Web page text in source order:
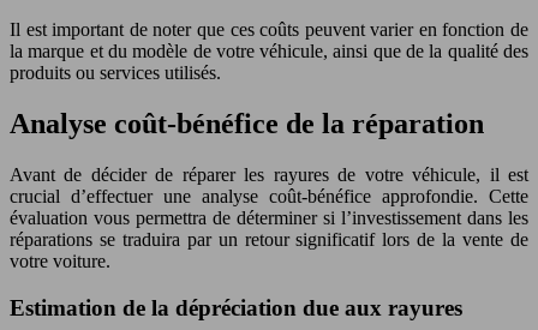
Il est important de noter que ces coûts peuvent varier en fonction de
la marque et du modèle de votre véhicule, ainsi que de la qualité des
produits ou services utilisés.
Analyse coût-bénéfice de la réparation
Avant de décider de réparer les rayures de votre véhicule, il est
crucial d’effectuer une analyse coût-bénéfice approfondie. Cette
évaluation vous permettra de déterminer si l’investissement dans les
réparations se traduira par un retour significatif lors de la vente de
votre voiture.
Estimation de la dépréciation due aux rayures